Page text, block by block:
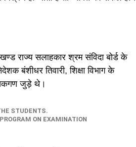
राज्य सलाहकार श्रम संविदा बोर्ड के
बंशीधर तिवारी, शिक्षा विभाग के
जुड़े थे।
STUDENTS.
ON EXAMINATION